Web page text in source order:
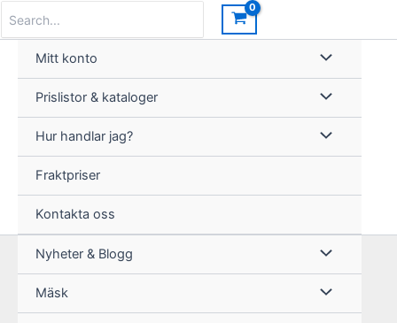
innehåll
for:
Mitt konto
Prislistor & kataloger
Hur handlar jag?
Fraktpriser
Kontakta oss
Nyheter & Blogg
Mäsk